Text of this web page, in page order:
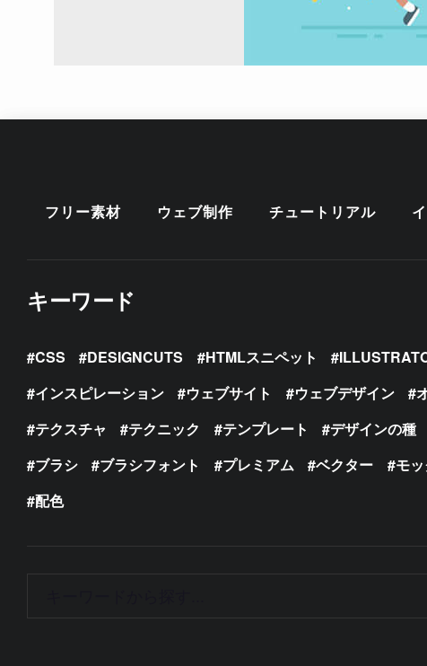
フリー素材 ウェブ制作 チュートリアル
キーワード
CSS DESIGNCUTS HTMLスニペット
インスピレーション
ウェブサイト ウェブデザイン
テクスチャ
テクニック テンプレート デザインの種
ブラシ
ブラシフォント プレミアム ベクター モ
配色